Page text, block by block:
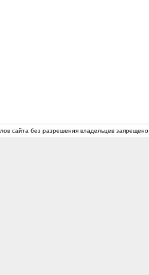
сайта без разрешения владельцев запрещено.